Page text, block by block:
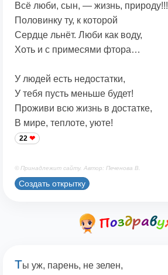
Всё люби, сын, — жизнь, природу!!!
Половинку ту, к которой
Сердце льнёт. Люби как воду,
Хоть и с примесями фтора…
У людей есть недостатки,
У тебя пусть меньше будет!
Проживи всю жизнь в достатке,
В мире, теплоте, уюте!
22
© Принадлежит сайту. Автор: Печенова В.
Создать открытку
Ты уж, парень, не зелен,